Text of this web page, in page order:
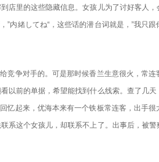
店里的这些隐藏信息。女孩儿为了讨好客人，
”内緒してね“，这些话的潜台词就是，”我只
竞争对手的。可是那时候香兰生意很火，常连
以前的单据，希望能找到什么线索。查了几天
忆起来，优海本来有一个铁板常连客，出手很
系这个女孩儿，却联系不上了。出事后，被警